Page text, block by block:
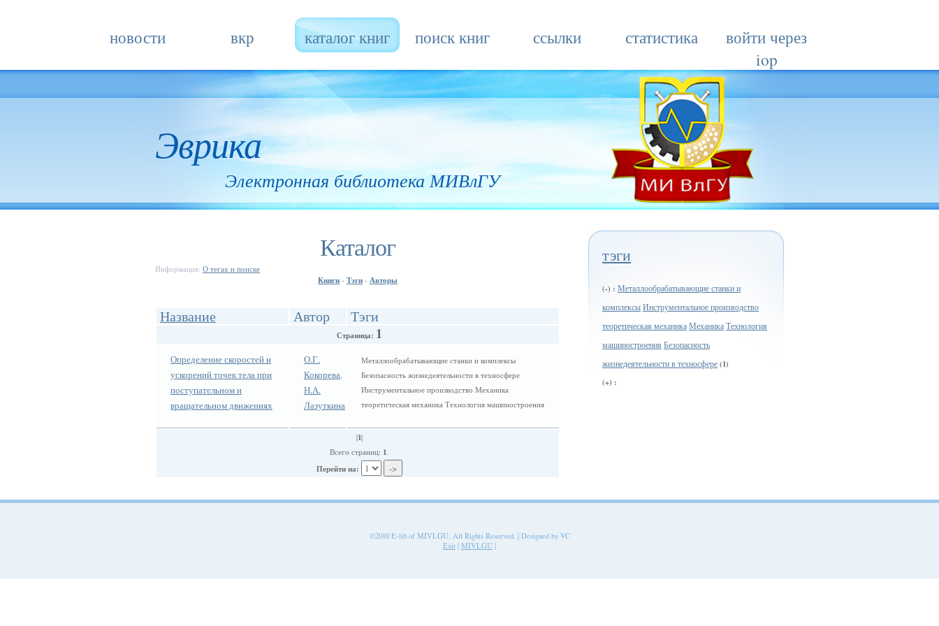
новости вкр каталог книг поиск книг ссылки статистика
войти через
iop
Эврика
Электронная библиотека МИВлГУ
Каталог
Информация: О тегах и поиске
Книги - Тэги - Авторы
Название Автор Тэги
Страница: 1
Определение скоростей и
ускорений точек тела при
поступательном и
вращательном движениях
О.Г.
Кокорева,
Н.А.
Лазуткина
Металлообрабатывающие станки и комплексы
Безопасность жизнедеятельности в техносфере
Инструментальное производство Механика
теоретическая механика Технология машиностроения
|1|
Всего страниц: 1.
Перейти на:
тэги
(-) : Металлообрабатывающие станки и
комплексыИнструментальное производство
теоретическая механикаМеханикаТехнология
машиностроения Безопасность
жизнедеятельности в техносфере(1)
(+) :
©2010 E-lib of MIVLGU. All Rights Reserved. | Designed by VC
Exit | MIVLGU |